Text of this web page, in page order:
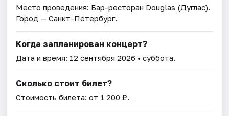
Место проведения: Бар-ресторан Douglas (Дуглас).
Город — Санкт-Петербург.
Когда запланирован концерт?
Дата и время: 12 сентября 2026 • суббота.
Сколько стоит билет?
Стоимость билета: от 1 200 ₽.